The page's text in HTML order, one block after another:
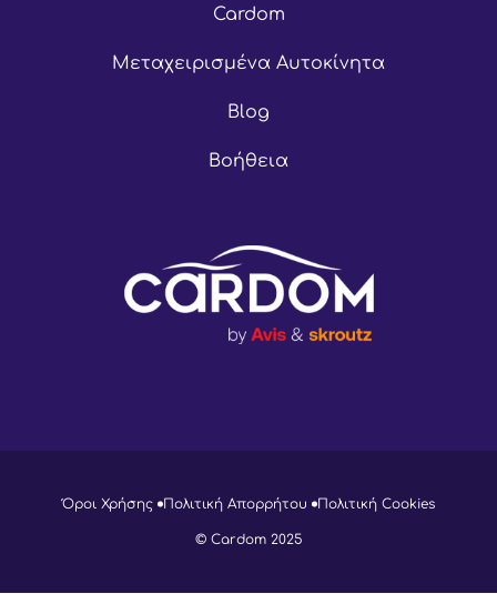
Cardom
Μεταχειρισμένα Αυτοκίνητα
Blog
Βοήθεια
Όροι Χρήσης Πολιτική Απορρήτου Πολιτική Cookies
© Cardom 2025